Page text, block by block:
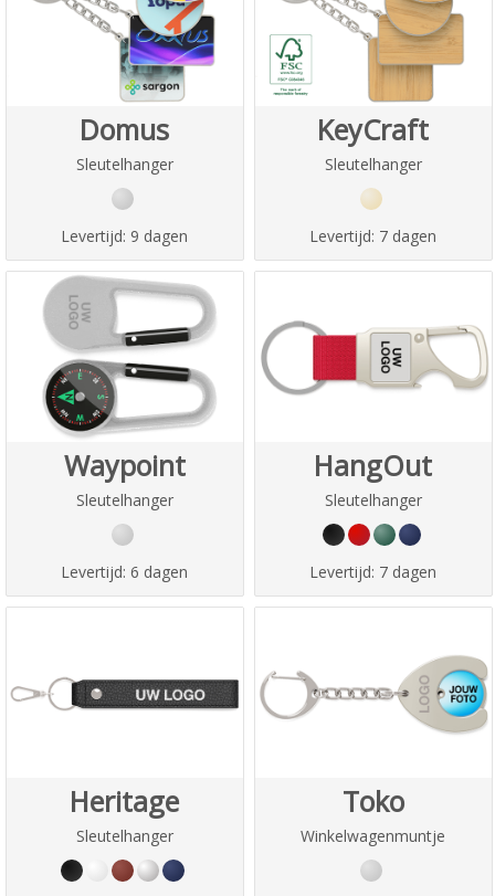
Domus
Sleutelhanger
Levertijd: 9 dagen
KeyCraft
Sleutelhanger
Levertijd: 7 dagen
Waypoint
Sleutelhanger
Levertijd: 6 dagen
HangOut
Sleutelhanger
Levertijd: 7 dagen
Heritage
Sleutelhanger
Toko
Winkelwagenmuntje